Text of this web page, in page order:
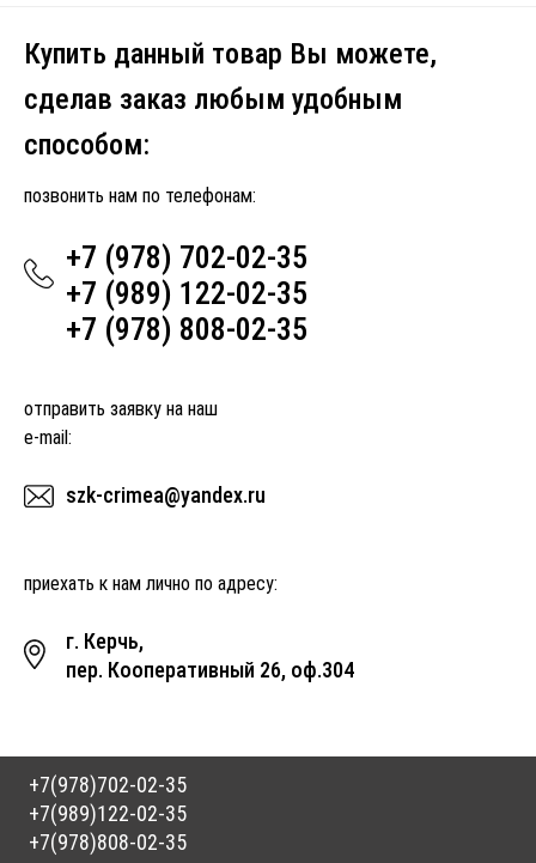
Купить данный товар Вы можете,
сделав заказ любым удобным
способом:
позвонить нам по телефонам:
+7 (978) 702-02-35
+7 (989) 122-02-35
+7 (978) 808-02-35
отправить заявку на наш
e-mail:
szk-crimea@yandex.ru
приехать к нам лично по адресу:
г. Керчь,
пер. Кооперативный 26, оф.304
+7(978)702-02-35
+7(989)122-02-35
+7(978)808-02-35